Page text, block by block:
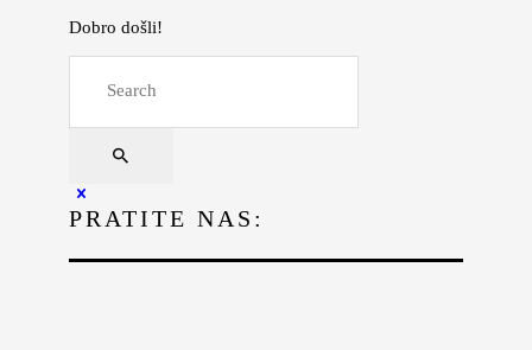
Dobro došli!
PRATITE NAS:
Lepota